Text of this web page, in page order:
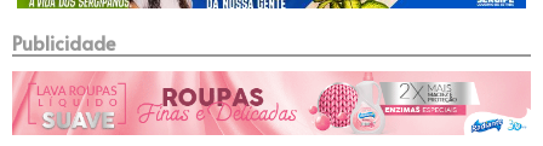
Publicidade